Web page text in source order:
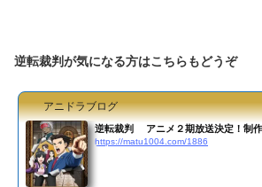
逆転裁判が気になる方はこちらもどうぞ
アニドラブログ
逆転裁判 アニメ２期放送決定！制
https://matu1004.com/1886